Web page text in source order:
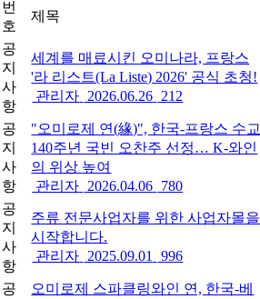
번
호
제목
공
지
사
항
세계를 매료시킨 오미나라, 프랑스
'라 리스트(La Liste) 2026' 공식 초청!
관리자 2026.06.26 212
공
지
사
항
"오미로제 연(緣)", 한국-프랑스 수교
140주년 국빈 오찬주 선정… K-와인
의 위상 높여
관리자 2026.04.06 780
공
지
사
항
주류 전문사업자를 위한 사업자몰을
시작합니다.
관리자 2025.09.01 996
공
오미로제 스파클링와인 연, 한국-베